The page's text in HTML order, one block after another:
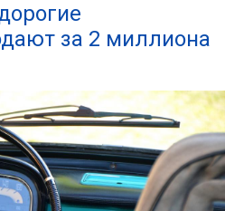
за 2 миллиона